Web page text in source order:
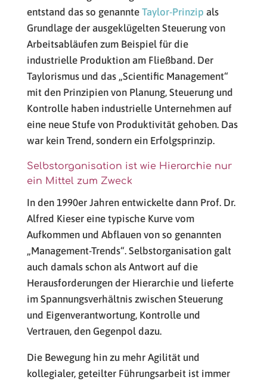
entstand das so genannte Taylor-Prinzip als
Grundlage der ausgeklügelten Steuerung von
Arbeitsabläufen zum Beispiel für die
industrielle Produktion am Fließband. Der
Taylorismus und das „Scientific Management“
mit den Prinzipien von Planung, Steuerung und
Kontrolle haben industrielle Unternehmen auf
eine neue Stufe von Produktivität gehoben. Das
war kein Trend, sondern ein Erfolgsprinzip.
Selbstorganisation ist wie Hierarchie nur
ein Mittel zum Zweck
In den 1990er Jahren entwickelte dann Prof. Dr.
Alfred Kieser eine typische Kurve vom
Aufkommen und Abflauen von so genannten
„Management-Trends“. Selbstorganisation galt
auch damals schon als Antwort auf die
Herausforderungen der Hierarchie und lieferte
im Spannungsverhältnis zwischen Steuerung
und Eigenverantwortung, Kontrolle und
Vertrauen, den Gegenpol dazu.
Die Bewegung hin zu mehr Agilität und
kollegialer, geteilter Führungsarbeit ist immer